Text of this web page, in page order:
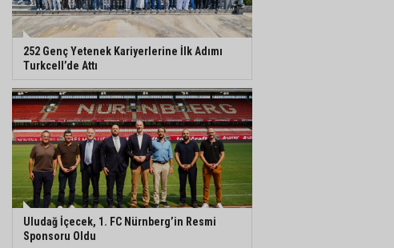
252 Genç Yetenek Kariyerlerine İlk Adımı
Turkcell’de Attı
Uludağ İçecek, 1. FC Nürnberg’in Resmi
Sponsoru Oldu